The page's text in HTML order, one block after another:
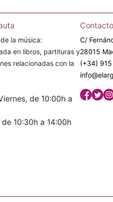
la música:
en libros, partituras y
relacionadas con la
de 10:00h a
10:30h a 14:00h
Contacto
C/
28015
(+34)